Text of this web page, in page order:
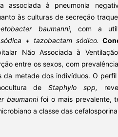
associada à pneumonia
às culturas de secreção
baumanni, com a
+ tazobactam sódico.
Não Associada à
entre os sexos, com
da metade dos indivíduos. O
de Staphylo spp,
baumannifoi o mais prevalente,
a classe das